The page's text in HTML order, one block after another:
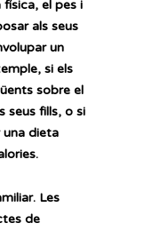
física, el pes i
als seus
un
si els
sobre el
seus fills, o si
una dieta
Les
de